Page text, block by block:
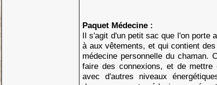
Paquet Médecine :
Il s'agit d'un petit sac que l'on porte
à aux vêtements, et qui contient
médecine personnelle du chaman.
faire des connexions, et de mettre
avec d'autres niveaux